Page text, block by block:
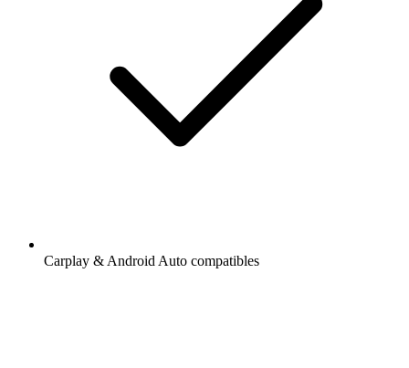
Carplay & Android Auto compatibles